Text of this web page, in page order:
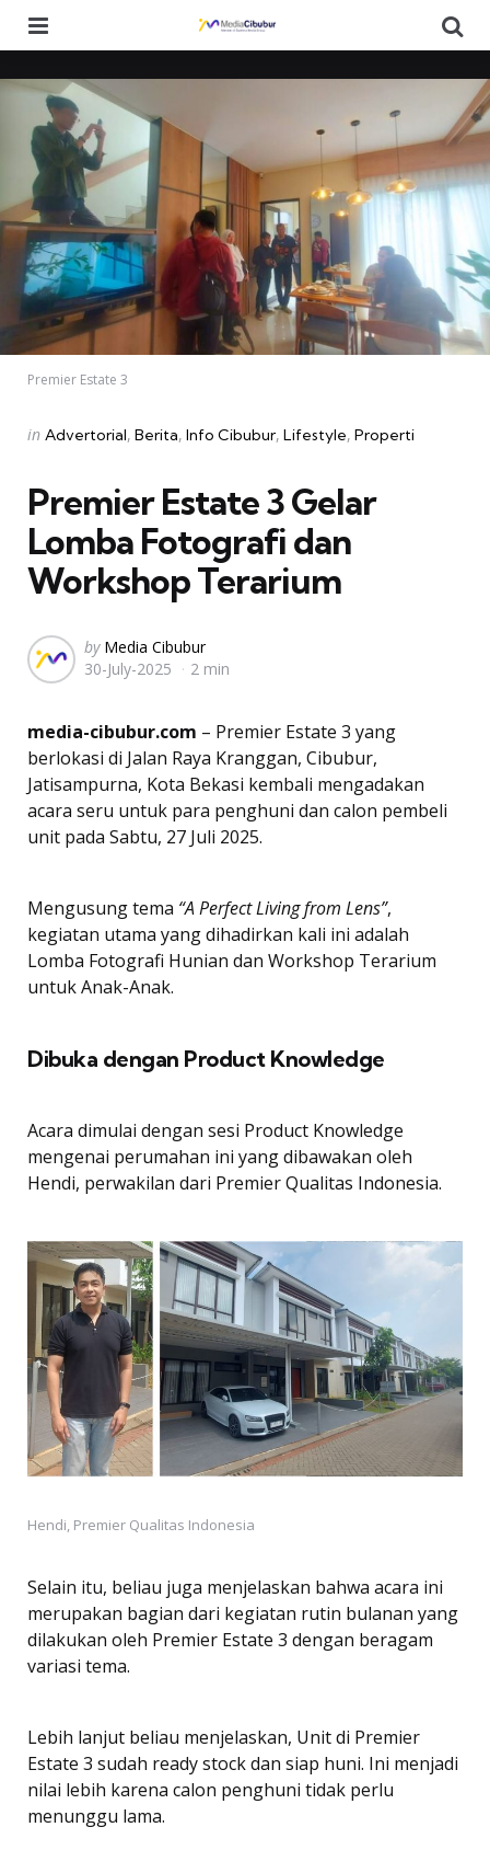
Premier Estate 3
Categories
Posted
in Advertorial Berita Info Cibubur Lifestyle Properti
Premier Estate 3 Gelar
Lomba Fotografi dan
Workshop Terarium
Posted
by
by Media Cibubur
30-July-2025
2 min
media-cibubur.com – Premier Estate 3 yang
berlokasi di Jalan Raya Kranggan, Cibubur,
Jatisampurna, Kota Bekasi kembali mengadakan
acara seru untuk para penghuni dan calon pembeli
unit pada Sabtu, 27 Juli 2025.
Mengusung tema “A Perfect Living from Lens”,
kegiatan utama yang dihadirkan kali ini adalah
Lomba Fotografi Hunian dan Workshop Terarium
untuk Anak-Anak.
Dibuka dengan Product Knowledge
Acara dimulai dengan sesi Product Knowledge
mengenai perumahan ini yang dibawakan oleh
Hendi, perwakilan dari Premier Qualitas Indonesia.
Hendi, Premier Qualitas Indonesia
Selain itu, beliau juga menjelaskan bahwa acara ini
merupakan bagian dari kegiatan rutin bulanan yang
dilakukan oleh Premier Estate 3 dengan beragam
variasi tema.
Lebih lanjut beliau menjelaskan, Unit di Premier
Estate 3 sudah ready stock dan siap huni. Ini menjadi
nilai lebih karena calon penghuni tidak perlu
menunggu lama.